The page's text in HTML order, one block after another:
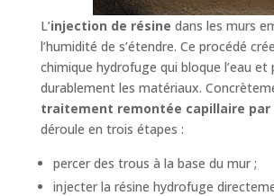
L’injection de résine dans les murs
l’humidité de s’étendre. Ce procédé
chimique hydrofuge qui bloque l’eau et
durablement les matériaux.
traitement remontée capillaire par
déroule en trois étapes :
percer des trous à la base du mur ;
injecter la résine hydrofuge